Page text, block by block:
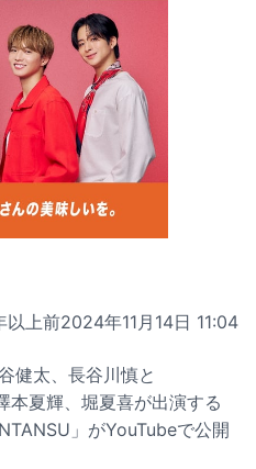
以上前2024年11月14日 11:04
健太、長谷川慎と
本夏輝、堀夏喜が出演する
」がYouTubeで公開